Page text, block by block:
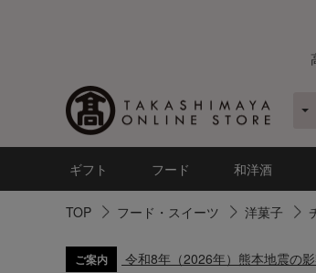
ギフト フード 和洋酒
TOP フード・スイーツ 洋菓子
ご案内 令和8年（2026年）熊本地震の